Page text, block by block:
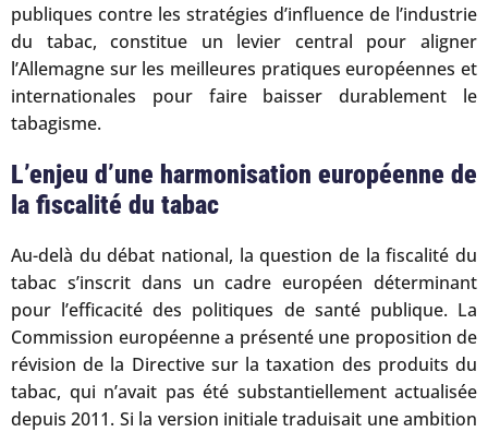
publiques contre les stratégies d’influence de l’industrie
du tabac, constitue un levier central pour aligner
l’Allemagne sur les meilleures pratiques européennes et
internationales pour faire baisser durablement le
tabagisme.
L’enjeu d’une harmonisation européenne de
la fiscalité du tabac
Au-delà du débat national, la question de la fiscalité du
tabac s’inscrit dans un cadre européen déterminant
pour l’efficacité des politiques de santé publique. La
Commission européenne a présenté une proposition de
révision de la Directive sur la taxation des produits du
tabac, qui n’avait pas été substantiellement actualisée
depuis 2011. Si la version initiale traduisait une ambition